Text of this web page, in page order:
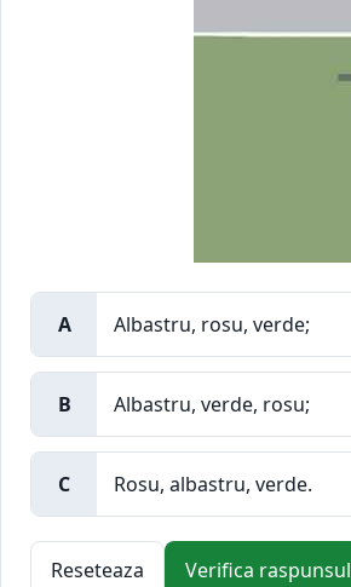
A Albastru, rosu, verde;
B Albastru, verde, rosu;
C Rosu, albastru, verde.
Reseteaza Verifica raspunsul